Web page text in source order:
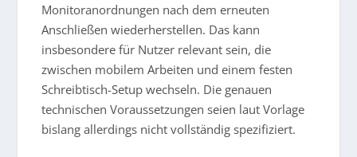
Monitoranordnungen nach dem erneuten
Anschließen wiederherstellen. Das kann
insbesondere für Nutzer relevant sein, die
zwischen mobilem Arbeiten und einem festen
Schreibtisch-Setup wechseln. Die genauen
technischen Voraussetzungen seien laut Vorlage
bislang allerdings nicht vollständig spezifiziert.